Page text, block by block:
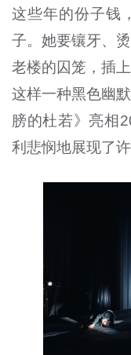
这些年的份子钱
子。她要镶牙、
老楼的囚笼，插
这样一种黑色幽
膀的杜若》亮相
利悲悯地展现了